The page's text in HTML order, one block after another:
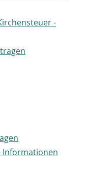
-
Informationen